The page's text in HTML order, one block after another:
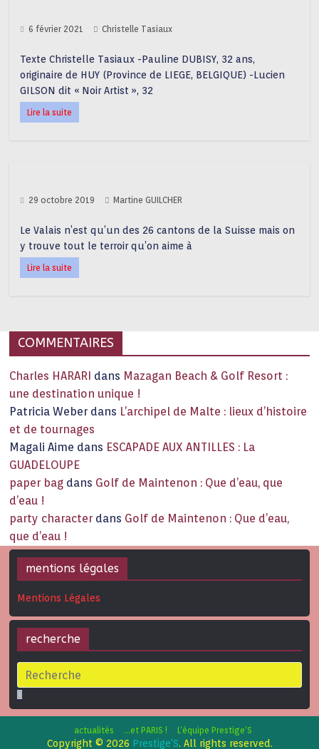
6 février 2021 Christelle Tasiaux
Texte Christelle Tasiaux -Pauline DUBISY, 32 ans,
originaire de HUY (Province de LIEGE, BELGIQUE) -Lucien
GILSON dit « Noir Artist », 32
Lire la suite
29 octobre 2019 Martine GUILCHER
Le Valais n’est qu’un des 26 cantons de la Suisse mais on
y trouve tout le terroir qu’on aime à
Lire la suite
COMMENTAIRES
Charles HARARI dans Mazagan Beach & Golf Resort :
une destination unique !
Patricia Weber dans L’archipel de Malte : lieux d’histoire
et de tournages
Magali Aime dans ESCAPADE AUX ANTILLES : La
GUADELOUPE
paper bag dans Golf de Maintenon : Que d’eau, que
d’eau !
party character dans Golf de Maintenon : Que d’eau,
que d’eau !
mentions légales
Mentions Légales
recherche
actualités …et PARIS ! L’équipe Prestige’S
Copyright © 2026 Prestige'S. All rights reserved.